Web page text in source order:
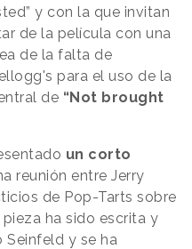
y con la que invitan
de la película con una
de la falta de
para el uso de la
de “Not brought
un corto
reunión entre Jerry
de Pop-Tarts sobre
ha sido escrita y
y se ha